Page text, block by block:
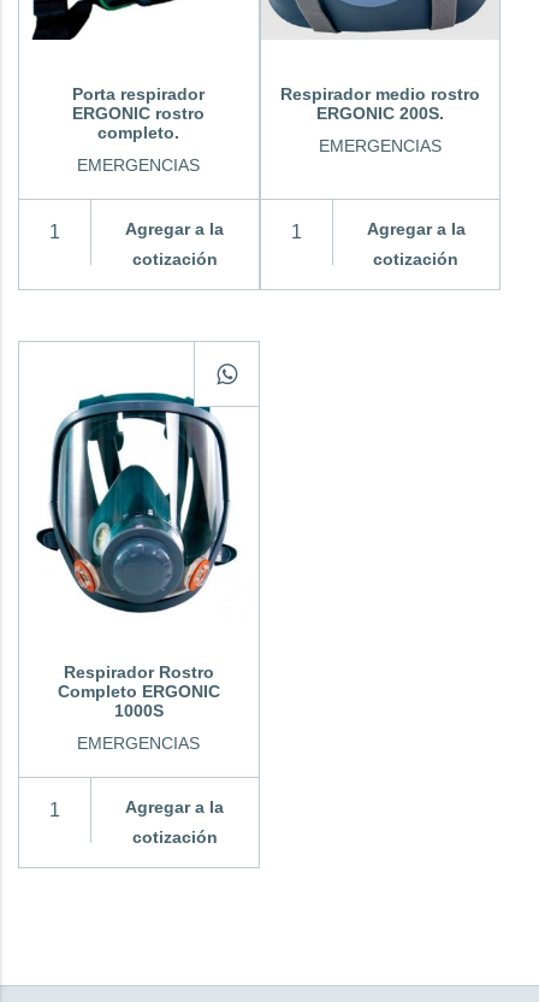
Porta respirador
ERGONIC rostro
completo.
EMERGENCIAS
Agregar a la
cotización
Respirador medio rostro
ERGONIC 200S.
EMERGENCIAS
Agregar a la
cotización
Respirador Rostro
Completo ERGONIC
1000S
EMERGENCIAS
Agregar a la
cotización